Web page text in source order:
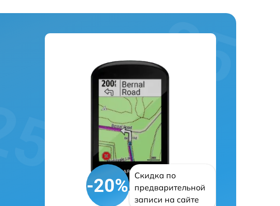
-20%
Скидка по
предварительной
записи на сайте